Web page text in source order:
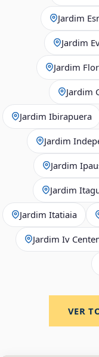
Jardim
Jardim
Jardim
Jardim
Jardim Ibirapuera
Jardim
Jardim
Jardim
Jardim Itatiaia
Jardim Iv
VER